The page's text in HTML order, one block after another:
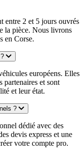
entre 2 et 5 jours ouvrés
la pièce. Nous livrons
en Corse.
européens. Elles
partenaires et sont
et leur état.
?
dédié avec des
devis express et une
votre compte pro.